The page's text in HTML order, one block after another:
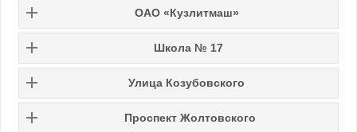
ОАО «Кузлитмаш»
Школа № 17
Улица Козубовского
Проспект Жолтовского